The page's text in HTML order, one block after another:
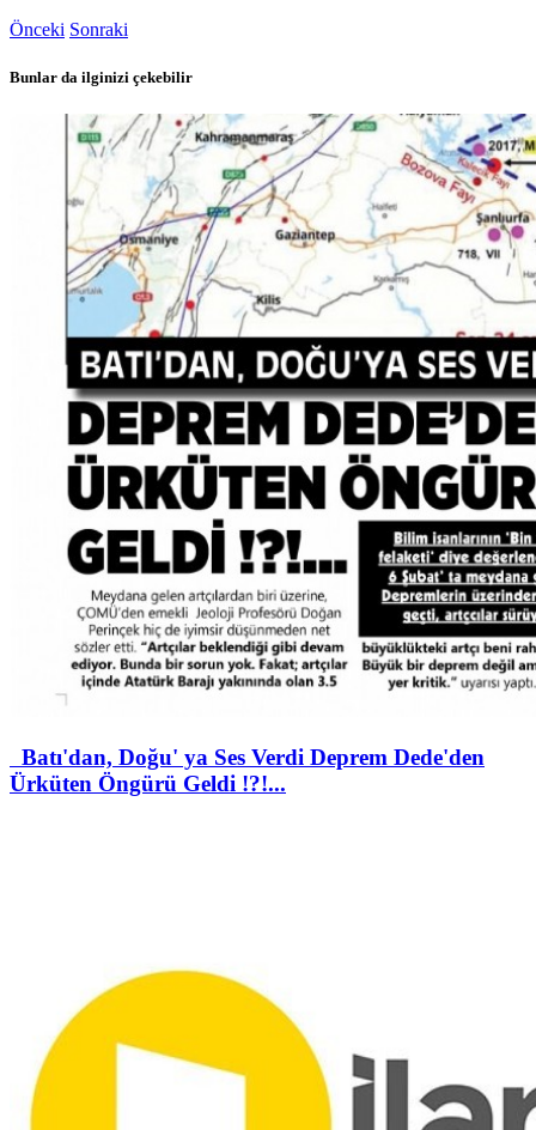
Önceki Sonraki
Bunlar da ilginizi çekebilir
Batı'dan, Doğu' ya Ses Verdi Deprem Dede'den
Ürküten Öngürü Geldi !?!...